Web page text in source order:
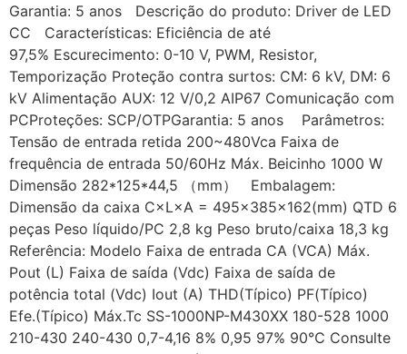
Garantia: 5 anos Descrição do produto: Driver de LED
CC Características: Eficiência de até
97,5% Escurecimento: 0-10 V, PWM, Resistor,
Temporização Proteção contra surtos: CM: 6 kV, DM: 6
kV Alimentação AUX: 12 V/0,2 AIP67 Comunicação com
PCProteções: SCP/OTPGarantia: 5 anos Parâmetros:
Tensão de entrada retida 200~480Vca Faixa de
frequência de entrada 50/60Hz Máx. Beicinho 1000 W
Dimensão 282*125*44,5 （mm） Embalagem:
Dimensão da caixa C×L×A = 495×385×162(mm) QTD 6
peças Peso líquido/PC 2,8 kg Peso bruto/caixa 18,3 kg
Referência: Modelo Faixa de entrada CA (VCA) Máx.
Pout (L) Faixa de saída (Vdc) Faixa de saída de
potência total (Vdc) Iout (A) THD(Típico) PF(Típico)
Efe.(Típico) Máx.Tc SS-1000NP-M430XX 180-528 1000
210-430 240-430 0,7-4,16 8% 0,95 97% 90℃ Consulte